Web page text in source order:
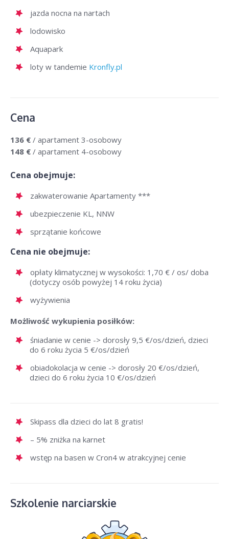
jazda nocna na nartach
lodowisko
Aquapark
loty w tandemie Kronfly.pl
Cena
136 € / apartament 3-osobowy
148 € / apartament 4-osobowy
Cena obejmuje:
zakwaterowanie Apartamenty ***
ubezpieczenie KL, NNW
sprzątanie końcowe
Cena nie obejmuje:
opłaty klimatycznej w wysokości: 1,70 € / os/ doba
(dotyczy osób powyżej 14 roku życia)
wyżywienia
Możliwość wykupienia posiłków:
śniadanie w cenie -> dorosły 9,5 €/os/dzień, dzieci
do 6 roku życia 5 €/os/dzień
obiadokolacja w cenie -> dorosły 20 €/os/dzień,
dzieci do 6 roku życia 10 €/os/dzień
Skipass dla dzieci do lat 8 gratis!
– 5% zniżka na karnet
wstęp na basen w Cron4 w atrakcyjnej cenie
Szkolenie narciarskie